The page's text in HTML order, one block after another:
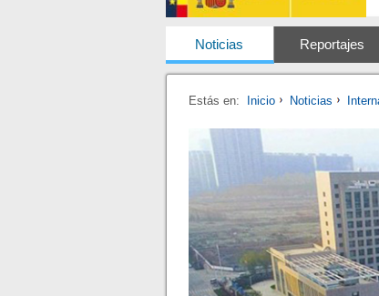
Noticias Reportajes
Estás en: Inicio Noticias